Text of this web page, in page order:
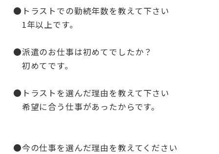
●トラストでの勤続年数を教えて下さい
1年以上です。
●派遣のお仕事は初めてでしたか？
初めてです。
●トラストを選んだ理由を教えて下さい
希望に合う仕事があったからです。
●今の仕事を選んだ理由を教えてください